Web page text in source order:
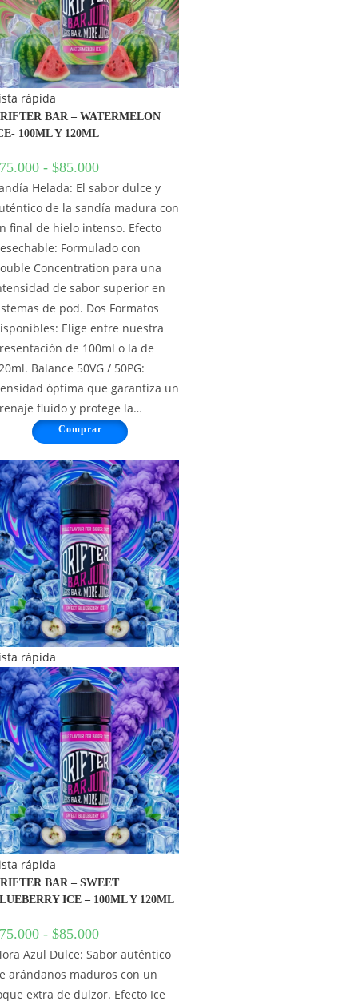
rápida
BAR – WATERMELON
100ML Y 120ML
75.000 - $85.000
Helada: El sabor dulce y
de la sandía madura con
final de hielo intenso. Efecto
Formulado con
Concentration para una
de sabor superior en
de pod. Dos Formatos
Elige entre nuestra
de 100ml o la de
Balance 50VG / 50PG:
óptima que garantiza un
fluido y protege la…
Comprar
rápida
rápida
BAR – SWEET
ICE – 100ML Y 120ML
75.000 - $85.000
Azul Dulce: Sabor auténtico
arándanos maduros con un
extra de dulzor. Efecto Ice